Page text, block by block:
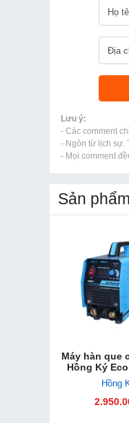
Lưu ý:
- Các comment
- Ngôn từ lịch sự.
- Mọi comment
Sản
Máy hàn que
Hồng Ký
Hồng